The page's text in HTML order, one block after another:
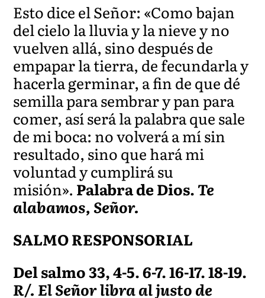
Esto dice el Señor: «Como bajan
del cielo la lluvia y la nieve y no
vuelven allá, sino después de
empapar la tierra, de fecundarla y
hacerla germinar, a fin de que dé
semilla para sembrar y pan para
comer, así será la palabra que sale
de mi boca: no volverá a mí sin
resultado, sino que hará mi
voluntad y cumplirá su
misión». Palabra de Dios.Te
alabamos, Señor.
SALMO RESPONSORIAL
Del salmo 33, 4-5. 6-7. 16-17. 18-19.
R/. El Señor libra al justo de